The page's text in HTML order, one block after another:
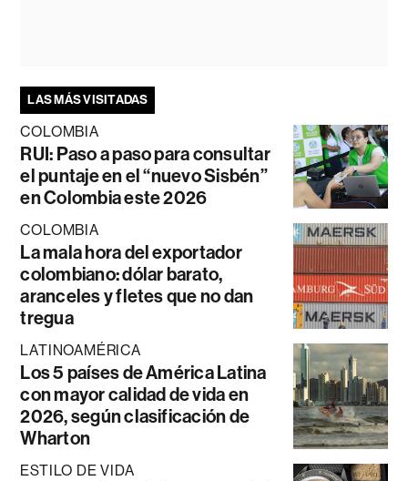
LAS MÁS VISITADAS
COLOMBIA
RUI: Paso a paso para consultar
el puntaje en el “nuevo Sisbén”
en Colombia este 2026
COLOMBIA
La mala hora del exportador
colombiano: dólar barato,
aranceles y fletes que no dan
tregua
LATINOAMÉRICA
Los 5 países de América Latina
con mayor calidad de vida en
2026, según clasificación de
Wharton
ESTILO DE VIDA